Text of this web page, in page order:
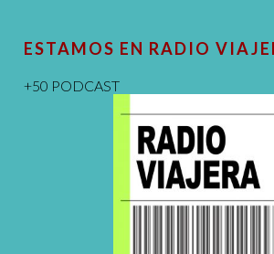
ESTAMOS EN RADIO
+50 PODCAST